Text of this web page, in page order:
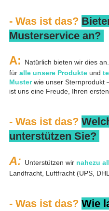
- Was ist das?
Musterservice an?
A:
Natürlich bieten wir dies
für alle unsere Produkte und
Muster wie unser Sternprodukt
ist uns eine Freude, Ihren
- Was ist das?
unterstützen Sie?
A: Unterstützen wir nahezu
Landfracht, Luftfracht (UPS,
- Was ist das? Wie